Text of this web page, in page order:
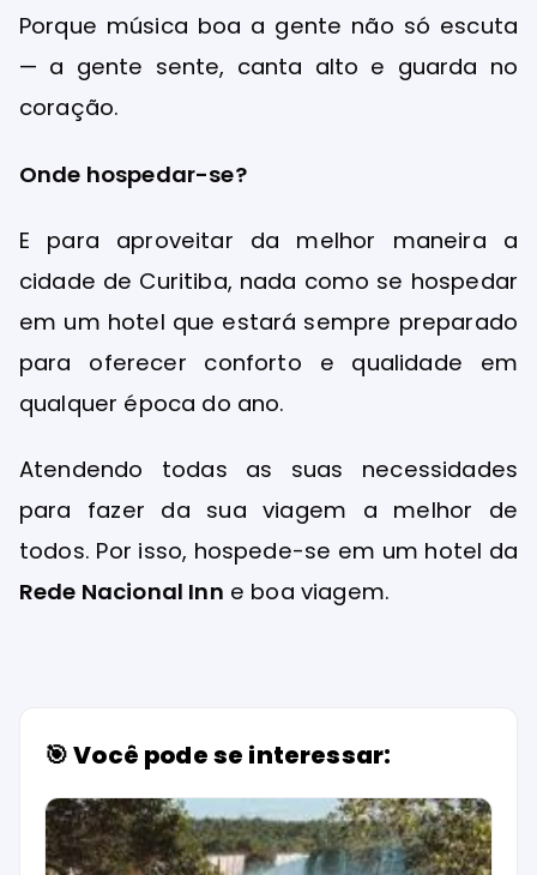
Porque música boa a gente não só escuta
— a gente sente, canta alto e guarda no
coração.
Onde hospedar-se?
E para aproveitar da melhor maneira a
cidade de Curitiba, nada como se hospedar
em um hotel que estará sempre preparado
para oferecer conforto e qualidade em
qualquer época do ano.
Atendendo todas as suas necessidades
para fazer da sua viagem a melhor de
todos. Por isso, hospede-se em um hotel da
Rede Nacional Inn e boa viagem.
🎯 Você pode se interessar: